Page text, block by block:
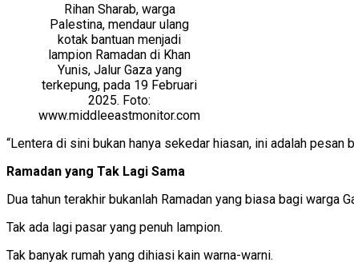
Rihan Sharab, warga
Palestina, mendaur ulang
kotak bantuan menjadi
lampion Ramadan di Khan
Yunis, Jalur Gaza yang
terkepung, pada 19 Februari
2025. Foto:
www.middleeastmonitor.com
“Lentera di sini bukan hanya sekedar hiasan, ini adalah pesan
Ramadan yang Tak Lagi Sama
Dua tahun terakhir bukanlah Ramadan yang biasa bagi warga
Tak ada lagi pasar yang penuh lampion.
Tak banyak rumah yang dihiasi kain warna-warni.